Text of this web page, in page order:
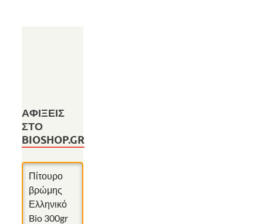
ΑΦΊΞΕΙΣ
ΣΤΟ
BIOSHOP.GR
Πίτουρο
βρώμης
Ελληνικό
Bio 300gr